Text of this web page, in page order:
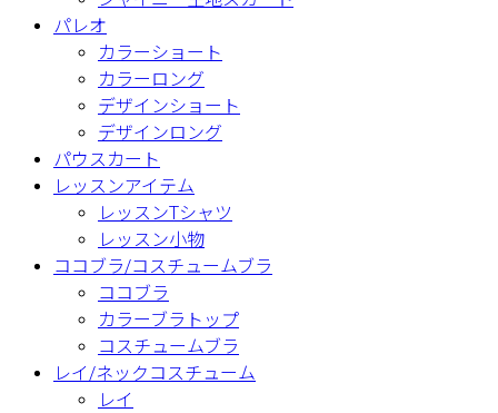
パレオ
カラーショート
カラーロング
デザインショート
デザインロング
パウスカート
レッスンアイテム
レッスンTシャツ
レッスン小物
ココブラ/コスチュームブラ
ココブラ
カラーブラトップ
コスチュームブラ
レイ/ネックコスチューム
レイ